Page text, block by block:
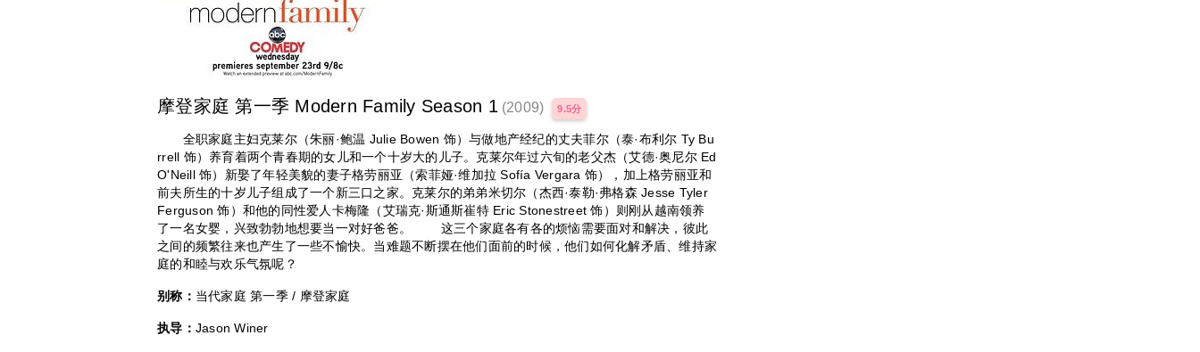
摩登家庭 第一季 Modern Family Season 1 (2009) 9.5分
全职家庭主妇克莱尔（朱丽·鲍温 Julie Bowen 饰）与做地产经纪的丈夫菲尔（泰·布利尔 Ty Bu
rrell 饰）养育着两个青春期的女儿和一个十岁大的儿子。克莱尔年过六旬的老父杰（艾德·奥尼尔 Ed
O'Neill 饰）新娶了年轻美貌的妻子格劳丽亚（索菲娅·维加拉 Sofía Vergara 饰），加上格劳丽亚和
前夫所生的十岁儿子组成了一个新三口之家。克莱尔的弟弟米切尔（杰西·泰勒·弗格森 Jesse Tyler
Ferguson 饰）和他的同性爱人卡梅隆（艾瑞克·斯通斯崔特 Eric Stonestreet 饰）则刚从越南领养
了一名女婴，兴致勃勃地想要当一对好爸爸。 这三个家庭各有各的烦恼需要面对和解决，彼此
之间的频繁往来也产生了一些不愉快。当难题不断摆在他们面前的时候，他们如何化解矛盾、维持家
庭的和睦与欢乐气氛呢？
别称： 当代家庭 第一季 / 摩登家庭
执导： Jason Winer